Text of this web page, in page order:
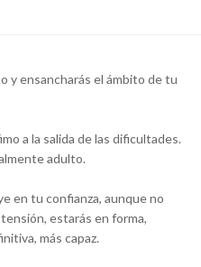
y ensancharás el ámbito de tu
a la salida de las dificultades.
adulto.
en tu confianza, aunque no
estarás en forma,
más capaz.